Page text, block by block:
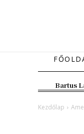
Bartus
Kezdőlap